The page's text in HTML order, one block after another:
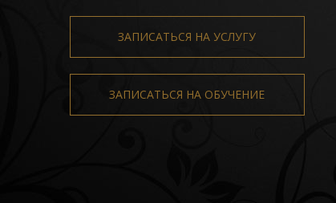
ЗАПИСАТЬСЯ НА УСЛУГУ
ЗАПИСАТЬСЯ НА ОБУЧЕНИЕ